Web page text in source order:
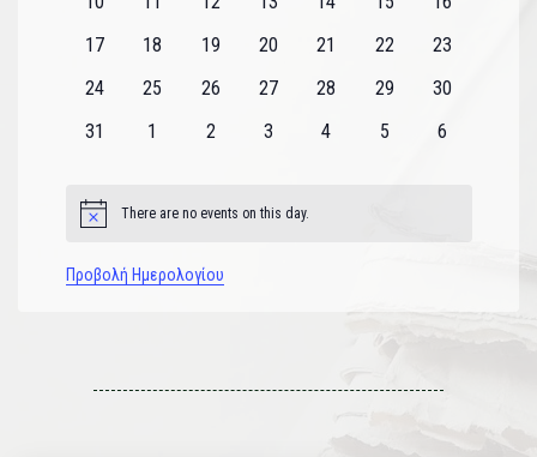
0
17
0
18
0
19
0
20
0
21
0
22
0
23
0
24
0
25
0
26
0
27
0
28
0
29
0
30
0
31
0
1
0
2
0
3
0
4
0
5
0
6
Notice There are no events on this day.
Προβολή Ημερολογίου